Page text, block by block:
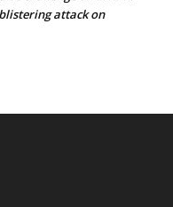
attack on